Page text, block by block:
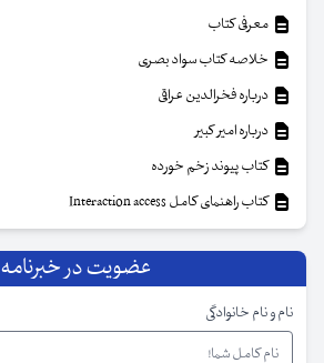
معرفی کتاب
خلاصه کتاب سواد بصری
درباره فخرالدین عراقی
درباره امیر کبیر
کتاب پیوند زخم خورده
کتاب راهنمای کامل Interaction access
عضویت در خبرنامه
نام و نام خانوادگی